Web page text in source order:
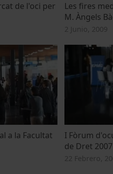
de l'oci per
Les fires
M. Àngels
2 Junio, 2009
a la Facultat
I Fòrum
de Dret 2007
22 Febrero,